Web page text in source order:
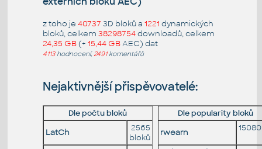
z toho je 40737 3D bloků a 1221 dynamických
bloků, celkem 38298754downloadů, celkem
24,35 GB(+ 15,44 GBAEC) dat
4113hodnocení, 2491komentářů
Nejaktivnější přispěvovatelé:
Dle počtu bloků
Dle popularity bloků
LatCh
2565
bloků
rwearn